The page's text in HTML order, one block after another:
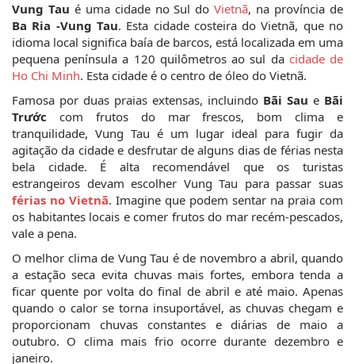
Vung Tau é uma cidade no Sul do Vietnã
Ba Ria -Vung Tau. Esta cidade costeira do Vietnã, que no
idioma local significa baía de barcos, está localizada em uma
pequena península a 120 quilômetros ao sul da cidade de
Ho Chi Minh. Esta cidade é o centro de óleo do Vietnã.
Famosa por duas praias extensas, incluindo Bãi Sau e Bãi
Trước com frutos do mar frescos, bom clima e
tranquilidade, Vung Tau é um lugar ideal para fugir da
agitação da cidade e desfrutar de alguns dias de férias nesta
bela cidade. É alta recomendável que os turistas
férias no Vietnã. Imagine que podem sentar na praia com
os habitantes locais e comer frutos do mar recém-pescados,
vale a pena.
O melhor clima de Vung Tau é de novembro a abril, quando
a estação seca evita chuvas mais fortes, embora tenda a
ficar quente por volta do final de abril e até maio. Apenas
quando o calor se torna insuportável, as chuvas chegam e
proporcionam chuvas constantes e diárias de maio a
outubro. O clima mais frio ocorre durante dezembro e
janeiro.